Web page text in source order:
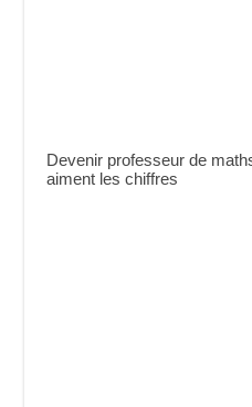
Devenir professeur de
aiment les chiffres